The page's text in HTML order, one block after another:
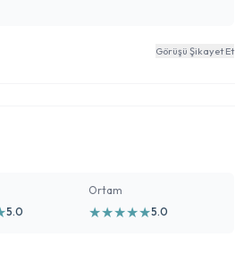
yanı ise işlemleri aşırı doğal
sonuç harika oldu, çevremdeGörüşü Şikayet Et
5.0
Ortam
★★★★★5.0